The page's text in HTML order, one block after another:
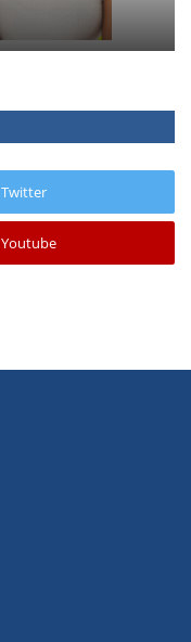
Twitter
Youtube